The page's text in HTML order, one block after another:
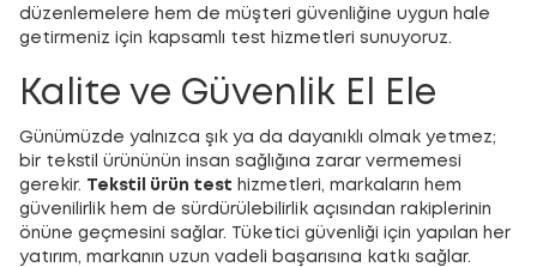
düzenlemelere hem de müşteri güvenliğine uygun hale
getirmeniz için kapsamlı test hizmetleri sunuyoruz.
Kalite ve Güvenlik El Ele
Günümüzde yalnızca şık ya da dayanıklı olmak yetmez;
bir tekstil ürününün insan sağlığına zarar vermemesi
gerekir.
Tekstil ürün test hizmetleri, markaların hem
güvenilirlik hem de sürdürülebilirlik açısından rakiplerinin
önüne geçmesini sağlar. Tüketici güvenliği için yapılan her
yatırım, markanın uzun vadeli başarısına katkı sağlar.